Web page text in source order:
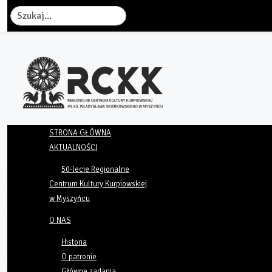
Szukaj
STRONA GŁÓWNA
AKTUALNOŚCI
50-lecie Regionalne
Centrum Kultury Kurpiowskiej
w Myszyńcu
O NAS
Historia
O patronie